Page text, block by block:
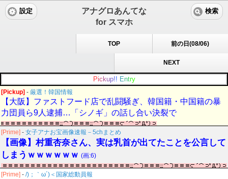
アナグロあんてな
for スマホ
設定 検索
TOP 前の日(08/06)
NEXT
Pic kup!! Entry
[Pickup] - 厳選！韓国情報
【大阪】ファストフード店で乱闘騒ぎ、韓国籍・中国籍の暴
力団員ら9人逮捕…「シノギ」の話し合い決裂で
[Prime] - 女子アナお宝画像速報－5chまとめ
【画像】村重杏奈さん、実は乳首が出てたことを公言して
しまうｗｗｗｗｗｗ (画:6)
[Prime] - /)；｀ω´)＜国家総動員報